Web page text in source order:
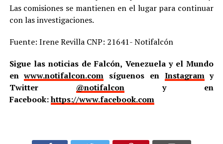
Las comisiones se mantienen en el lugar para continuar
con las investigaciones.
Fuente: Irene Revilla CNP: 21641- Notifalcón
Sigue las noticias de Falcón, Venezuela y el Mundo
enwww.notifalcon.com síguenos en Instagramy
Twitter @notifalcony en
Facebook:https://www.facebook.com